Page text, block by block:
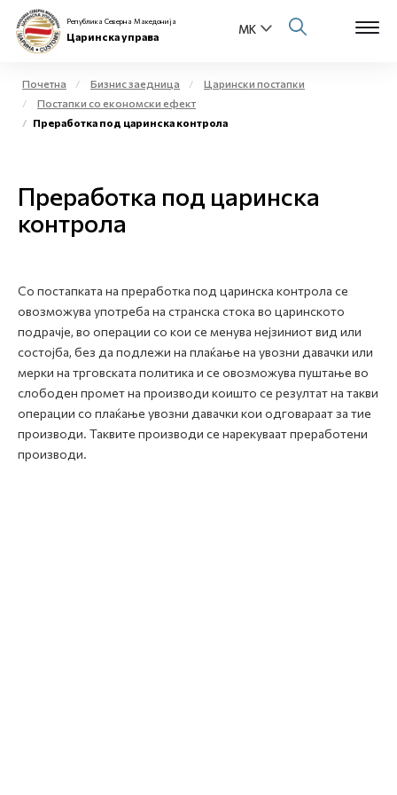
За нас
Бизнис заедница
Медиа центар
Контакт
Е-Весник
Република Северна Македонија
Царинска управа
Почетна Бизнис заедница
Царински постапки
Постапки со економски ефект
Преработка под царинска контрола
Преработка под царинска
контрола
Со постапката на преработка под царинска контрола се
овозможува употреба на странска стока во царинското
подрачје, во операции со кои се менува нејзиниот вид или
состојба, без да подлежи на плаќање на увозни давачки или
мерки на трговската политика и се овозможува пуштање во
слободен промет на производи коишто се резултат на такви
операции со плаќање увозни давачки кои одговараат за тие
производи. Таквите производи се нарекуваат преработени
производи.